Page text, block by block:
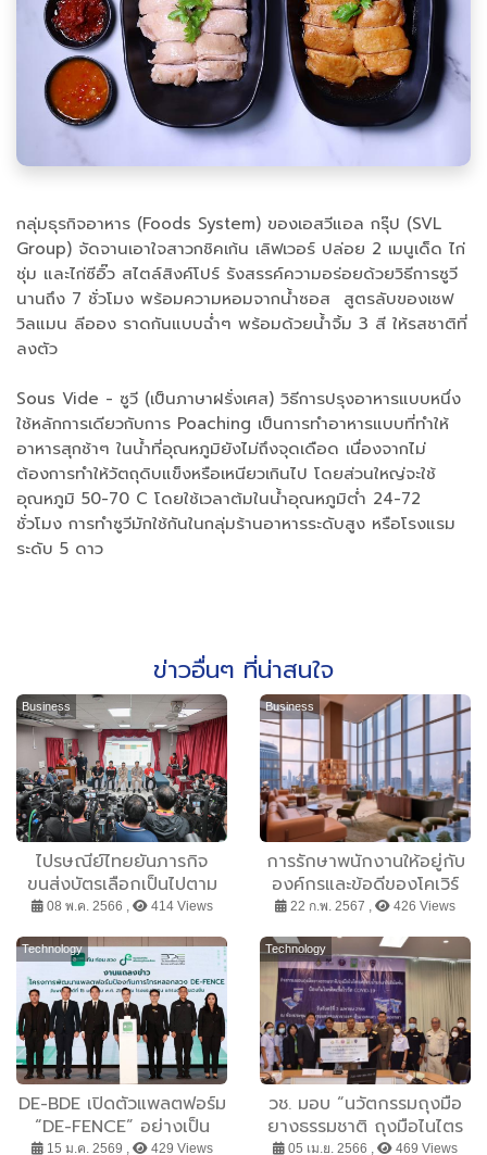
กลุ่มธุรกิจอาหาร (Foods System) ของเอสวีแอล กรุ๊ป (SVL
Group) จัดจานเอาใจสาวกชิคเก้น เลิฟเวอร์ ปล่อย 2 เมนูเด็ด ไก่
ชุ่ม และไก่ซีอิ๊ว สไตล์สิงค์โปร์ รังสรรค์ความอร่อยด้วยวิธีการซูวี
นานถึง 7 ชั่วโมง พร้อมความหอมจากน้ำซอส สูตรลับของเชฟ
วิลแมน ลีออง ราดกันแบบฉ่ำๆ พร้อมด้วยน้ำจิ้ม 3 สี ให้รสชาติที่
ลงตัว
Sous Vide - ซูวี (เป็นภาษาฝรั่งเศส) วิธีการปรุงอาหารแบบหนึ่ง
ใช้หลักการเดียวกับการ Poaching เป็นการทำอาหารแบบที่ทำให้
อาหารสุกช้าๆ ในน้ำที่อุณหภูมิยังไม่ถึงจุดเดือด เนื่องจากไม่
ต้องการทำให้วัตถุดิบแข็งหรือเหนียวเกินไป โดยส่วนใหญ่จะใช้
อุณหภูมิ 50-70 C โดยใช้เวลาต้มในน้ำอุณหภูมิต่ำ 24-72
ชั่วโมง การทำซูวีมักใช้กันในกลุ่มร้านอาหารระดับสูง หรือโรงแรม
ระดับ 5 ดาว
ข่าวอื่นๆ ที่น่าสนใจ
Business
ไปรษณีย์ไทยยันภารกิจ
ขนส่งบัตรเลือกเป็นไปตาม
กระบวนการ พร้อมคุมเข้ม
ระบบการคัดแยก - ขนส่ง
เผยบัตรเลือกตั้งล่วงหน้า
นอกเขต ถึงศูนย์ประสานงาน
แล้ว 100%
08 พ.ค. 2566 , 414 Views
Business
การรักษาพนักงานให้อยู่กับ
องค์กรและข้อดีของโคเวิร์
กกิ้งสเปซ
22 ก.พ. 2567 , 426 Views
Technology
DE-BDE เปิดตัวแพลตฟอร์ม
“DE-FENCE” อย่างเป็น
ทางการแล้ววันนี้ โหลดใช้
15 ม.ค. 2569 , 429 Views
Technology
วช. มอบ “นวัตกรรมถุงมือ
ยางธรรมชาติ ถุงมือไนไตร
เคลือบน้ำยานาโนอิมัลชัน”
05 เม.ย. 2566 , 469 Views